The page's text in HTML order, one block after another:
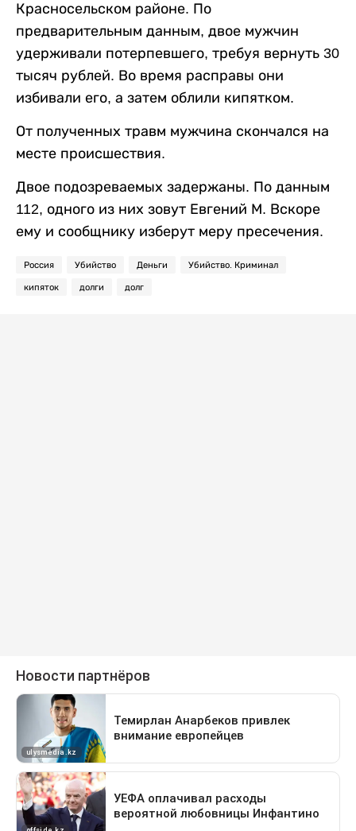
Красносельском районе. По
предварительным данным, двое мужчин
удерживали потерпевшего, требуя вернуть 30
тысяч рублей. Во время расправы они
избивали его, а затем облили кипятком.
От полученных травм мужчина скончался на
месте происшествия.
Двое подозреваемых задержаны. По данным
112, одного из них зовут Евгений М. Вскоре
ему и сообщнику изберут меру пресечения.
Россия Убийство Деньги Убийство. Криминал
кипяток долги долг